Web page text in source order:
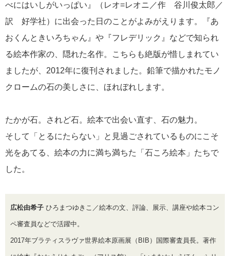
べにはいしがいっぱい』（レオ=レオニ／作 谷川俊太郎／
訳 好学社）に出会った日のことがよみがえります。『あ
おくんときいろちゃん』や『フレデリック』などで知られ
る絵本作家の、隠れた名作。こちらも絶版が惜しまれてい
ましたが、2012年に復刊されました。鉛筆で描かれたモノ
クロームの石の美しさに、ほれぼれします。
たかが石。されど石。絵本で出会い直す、石の魅力。
そして「とるにたらない」と見過ごされているものにこそ
光をあてる、絵本の力に満ち満ちた「石ころ絵本」たちで
した。
広松由希子 ひろまつゆきこ／絵本の文、評論、展示、講座や絵本コン
ペ審査員などで活躍中。
2017年ブラティスラヴァ世界絵本原画展（BIB）国際審査員長。著作